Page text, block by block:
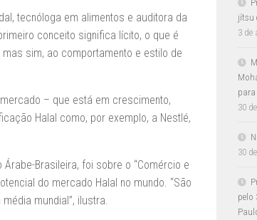
tecnóloga em alimentos e auditora da
conceito significa lícito, o que é
sim, ao comportamento e estilo de
– que está em crescimento,
Halal como, por exemplo, a Nestlé,
Brasileira, foi sobre o “Comércio e
do mercado Halal no mundo. “São
mundial”, ilustra.
jítsu
3 de
30
30
pelo